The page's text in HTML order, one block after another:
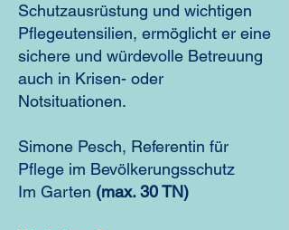
Schutzausrüstung und wichtigen
Pflegeutensilien, ermöglicht er eine
sichere und würdevolle Betreuung
auch in Krisen- oder
Notsituationen.
Simone Pesch, Referentin für
Pflege im Bevölkerungsschutz
Im Garten (max. 30 TN)